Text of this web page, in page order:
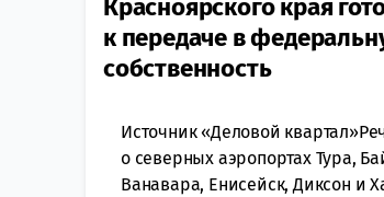
Красноярского края
к передаче в
собственность
Источник «Деловой
о северных аэропортах Тура,
Ванавара, Енисейск, Диксон и